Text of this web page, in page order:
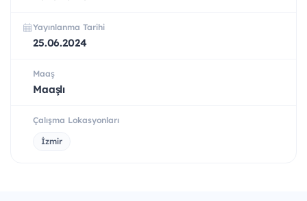
Yayınlanma Tarihi
25.06.2024
Maaş
Maaşlı
Çalışma Lokasyonları
İzmir